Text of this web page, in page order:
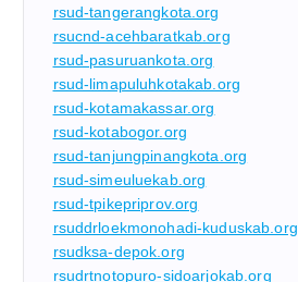
rsud-tangerangkota.org
rsucnd-acehbaratkab.org
rsud-pasuruankota.org
rsud-limapuluhkotakab.org
rsud-kotamakassar.org
rsud-kotabogor.org
rsud-tanjungpinangkota.org
rsud-simeuluekab.org
rsud-tpikepriprov.org
rsuddrloekmonohadi-kuduskab.org
rsudksa-depok.org
rsudrtnotopuro-sidoarjokab.org